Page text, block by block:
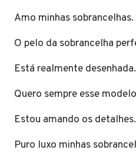
Amo minhas sobrancelhas.
O pelo da sobrancelha
Está realmente desenhada.
Quero sempre esse
Estou amando os detalhes.
Puro luxo minhas